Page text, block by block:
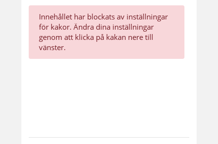
Innehållet har blockats av inställningar
för kakor. Ändra dina inställningar
genom att klicka på kakan nere till
vänster.